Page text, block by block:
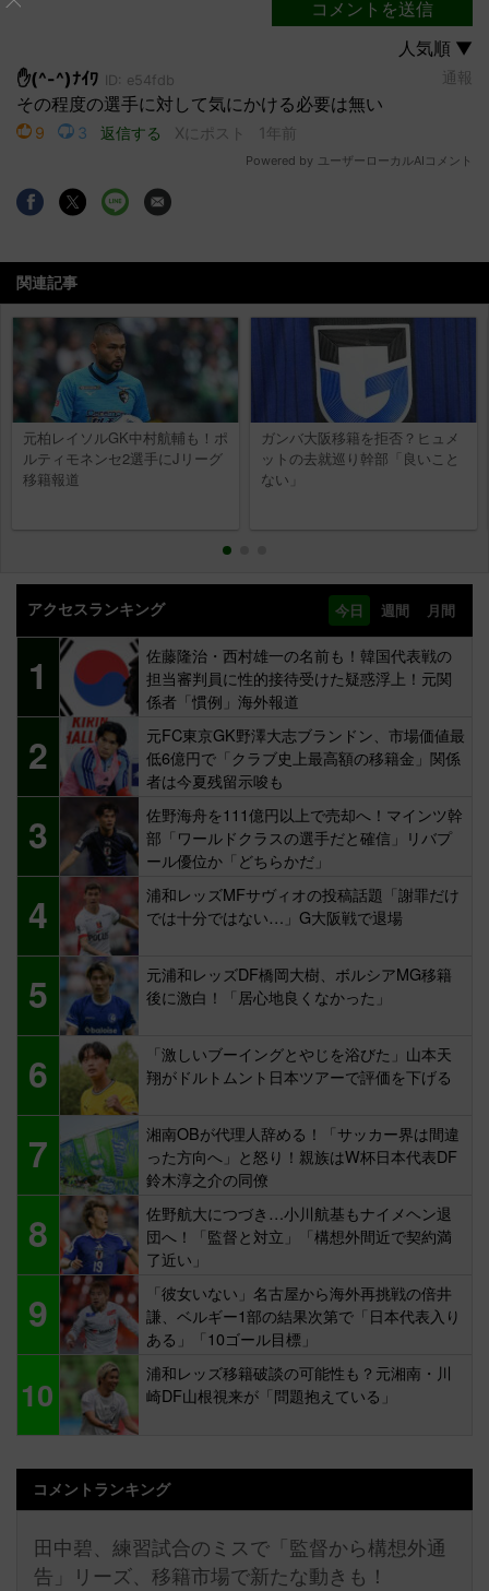
関連記事
元柏レイソルGK中村航輔も！ポ
ルティモネンセ2選手にJリーグ
移籍報道
ガンバ大阪移籍を拒否？ヒュメ
ットの去就巡り幹部「良いこと
ない」
アクセスランキング 今日 週間 月間
1
佐藤隆治・西村雄一の名前も！韓国代表戦の
担当審判員に性的接待受けた疑惑浮上！元関
係者「慣例」海外報道
2
元FC東京GK野澤大志ブランドン、市場価値最
低6億円で「クラブ史上最高額の移籍金」関係
者は今夏残留示唆も
3
佐野海舟を111億円以上で売却へ！マインツ幹
部「ワールドクラスの選手だと確信」リバプ
ール優位か「どちらかだ」
4
浦和レッズMFサヴィオの投稿話題「謝罪だけ
では十分ではない…」G大阪戦で退場
5
元浦和レッズDF橋岡大樹、ボルシアMG移籍
後に激白！「居心地良くなかった」
6
「激しいブーイングとやじを浴びた」山本天
翔がドルトムント日本ツアーで評価を下げる
7
湘南OBが代理人辞める！「サッカー界は間違
った方向へ」と怒り！親族はW杯日本代表DF
鈴木淳之介の同僚
8
佐野航大につづき…小川航基もナイメヘン退
団へ！「監督と対立」「構想外間近で契約満
了近い」
9
「彼女いない」名古屋から海外再挑戦の倍井
謙、ベルギー1部の結果次第で「日本代表入り
ある」「10ゴール目標」
10
浦和レッズ移籍破談の可能性も？元湘南・川
崎DF山根視来が「問題抱えている」
コメントランキング
田中碧、練習試合のミスで「監督から構想外通
告」リーズ、移籍市場で新たな動きも！